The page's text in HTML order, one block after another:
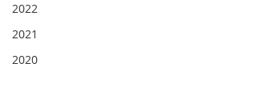
2022
2021
2020